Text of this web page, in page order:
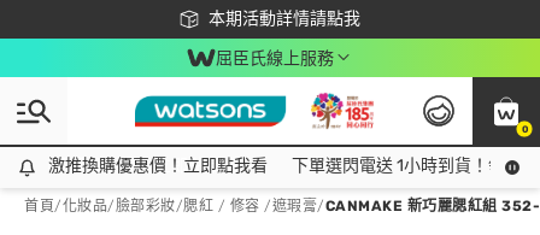
本期活動詳情請點我
下載app最高回饋$350
屈臣氏線上服務
0
激推換購優惠價！立即點我看
激推換購優惠價！立即點我看 下單選閃電送 1小時到貨！領神
首頁/化妝品/臉部彩妝/腮紅 / 修容 /遮瑕膏/CANMAKE 新巧麗腮紅組